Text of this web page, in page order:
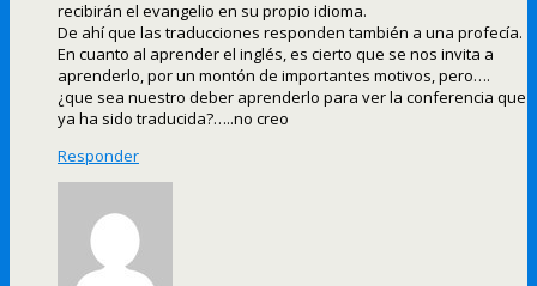
recibirán el evangelio en su propio idioma.
De ahí que las traducciones responden también a una profecía.
En cuanto al aprender el inglés, es cierto que se nos invita a
aprenderlo, por un montón de importantes motivos, pero….
¿que sea nuestro deber aprenderlo para ver la conferencia que
ya ha sido traducida?…..no creo
Responder